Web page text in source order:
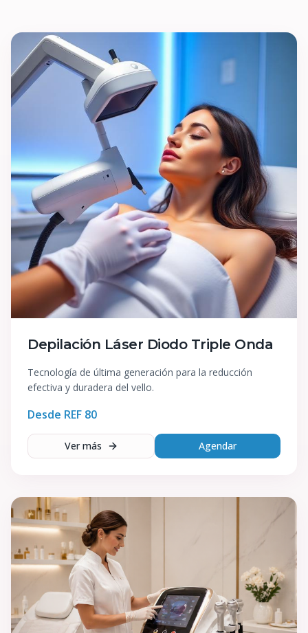
Depilación Láser Diodo Triple Onda
Tecnología de última generación para la reducción
efectiva y duradera del vello.
Desde REF 80
Ver más Agendar